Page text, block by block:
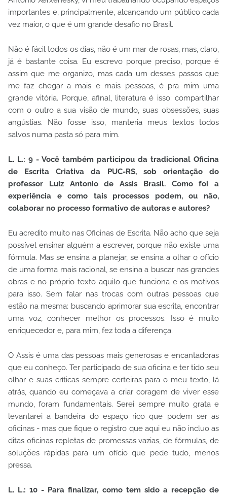
importantes e, principalmente, alcançando um público cada
vez maior, o que é um grande desafio no Brasil.
Não é fácil todos os dias, não é um mar de rosas, mas, claro,
já é bastante coisa. Eu escrevo porque preciso, porque é
assim que me organizo, mas cada um desses passos que
me faz chegar a mais e mais pessoas, é pra mim uma
grande vitória. Porque, afinal, literatura é isso: compartilhar
com o outro a sua visão de mundo, suas obsessões, suas
angústias. Não fosse isso, manteria meus textos todos
salvos numa pasta só para mim.
L. L.: 9 - Você também participou da tradicional Oficina
de Escrita Criativa da PUC-RS, sob orientação do
professor Luiz Antonio de Assis Brasil. Como foi a
experiência e como tais processos podem, ou não,
colaborar no processo formativo de autoras e autores?
Eu acredito muito nas Oficinas de Escrita. Não acho que seja
possível ensinar alguém a escrever, porque não existe uma
fórmula. Mas se ensina a planejar, se ensina a olhar o ofício
de uma forma mais racional, se ensina a buscar nas grandes
obras e no próprio texto aquilo que funciona e os motivos
para isso. Sem falar nas trocas com outras pessoas que
estão na mesma: buscando aprimorar sua escrita, encontrar
uma voz, conhecer melhor os processos. Isso é muito
enriquecedor e, para mim, fez toda a diferença.
O Assis é uma das pessoas mais generosas e encantadoras
que eu conheço. Ter participado de sua oficina e ter tido seu
olhar e suas críticas sempre certeiras para o meu texto, lá
atrás, quando eu começava a criar coragem de viver esse
mundo, foram fundamentais. Serei sempre muito grata e
levantarei a bandeira do espaço rico que podem ser as
oficinas - mas que fique o registro que aqui eu não incluo as
ditas oficinas repletas de promessas vazias, de fórmulas, de
soluções rápidas para um ofício que pede tudo, menos
pressa.
L. L.: 10 - Para finalizar, como tem sido a recepção de